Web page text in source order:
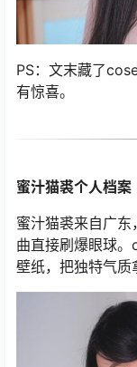
PS：文末藏了
有惊喜。
蜜汁猫裘个人档案
蜜汁猫裘来自广
曲直接刷爆眼球
壁纸，把独特气质